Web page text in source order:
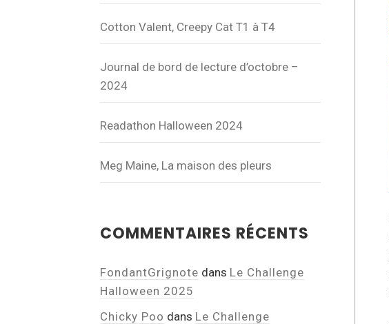
Cotton Valent, Creepy Cat T1 à T4
Journal de bord de lecture d’octobre –
2024
Readathon Halloween 2024
Meg Maine, La maison des pleurs
COMMENTAIRES RÉCENTS
FondantGrignote dans Le Challenge
Halloween 2025
Chicky Poo dans Le Challenge